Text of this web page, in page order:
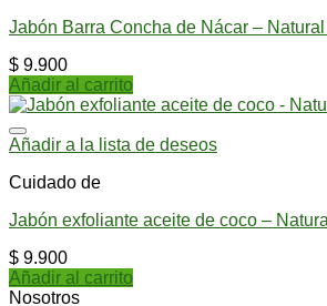
Jabón Barra Concha de Nácar –
$ 9.900
Añadir al carrito
Añadir a la lista de deseos
Cuidado de
Jabón exfoliante aceite de coco –
$ 9.900
Añadir al carrito
Nosotros